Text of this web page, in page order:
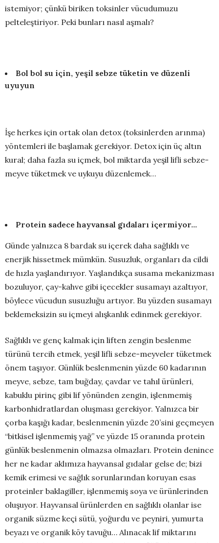
istemiyor; çünkü biriken toksinler vücudumuzu
pelteleştiriyor. Peki bunları nasıl aşmalı?
Bol bol su için, yeşil sebze tüketin ve düzenli
uyuyun
İşe herkes için ortak olan detox (toksinlerden arınma)
yöntemleri ile başlamak gerekiyor. Detox için üç altın
kural; daha fazla su içmek, bol miktarda yeşil lifli sebze-
meyve tüketmek ve uykuyu düzenlemek…
Protein sadece hayvansal gıdaları içermiyor…
Günde yalnızca 8 bardak su içerek daha sağlıklı ve
enerjik hissetmek mümkün. Susuzluk, organları da cildi
de hızla yaşlandırıyor. Yaşlandıkça susama mekanizması
bozuluyor, çay-kahve gibi içecekler susamayı azaltıyor,
böylece vücudun susuzluğu artıyor. Bu yüzden susamayı
beklemeksizin su içmeyi alışkanlık edinmek gerekiyor.
Sağlıklı ve genç kalmak için liften zengin beslenme
türünü tercih etmek, yeşil lifli sebze-meyveler tüketmek
önem taşıyor. Günlük beslenmenin yüzde 60 kadarının
meyve, sebze, tam buğday, çavdar ve tahıl ürünleri,
kabuklu pirinç gibi lif yönünden zengin, işlenmemiş
karbonhidratlardan oluşması gerekiyor. Yalnızca bir
çorba kaşığı kadar, beslenmenin yüzde 20’sini geçmeyen
“bitkisel işlenmemiş yağ” ve yüzde 15 oranında protein
günlük beslenmenin olmazsa olmazları. Protein denince
her ne kadar aklımıza hayvansal gıdalar gelse de; bizi
kemik erimesi ve sağlık sorunlarından koruyan esas
proteinler baklagiller, işlenmemiş soya ve ürünlerinden
oluşuyor. Hayvansal ürünlerden en sağlıklı olanlar ise
organik süzme keçi sütü, yoğurdu ve peyniri, yumurta
beyazı ve organik köy tavuğu… Alınacak lif miktarını